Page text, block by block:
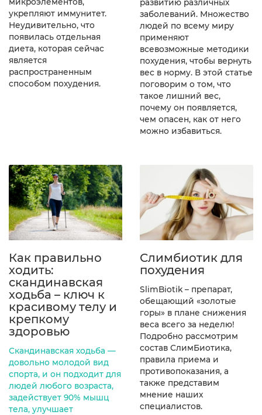
укрепляют иммунитет.
Неудивительно, что
появилась отдельная
диета, которая сейчас
является
распространенным
способом похудения.
развитию различных
заболеваний. Множество
людей по всему миру
применяют
всевозможные методики
похудения, чтобы вернуть
вес в норму. В этой статье
поговорим о том, что
такое лишний вес,
почему он появляется,
чем опасен, как от него
можно избавиться.
Как правильно
ходить:
скандинавская
ходьба – ключ к
красивому телу и
крепкому
здоровью
Скандинавская ходьба —
довольно молодой вид
спорта, и он подходит для
людей любого возраста,
задействует 90% мышц
тела, улучшает
Слимбиотик для
похудения
SlimBiotik – препарат,
обещающий «золотые
горы» в плане снижения
веса всего за неделю!
Подробно рассмотрим
состав СлимБиотика,
правила приема и
противопоказания, а
также представим
мнение наших
специалистов.